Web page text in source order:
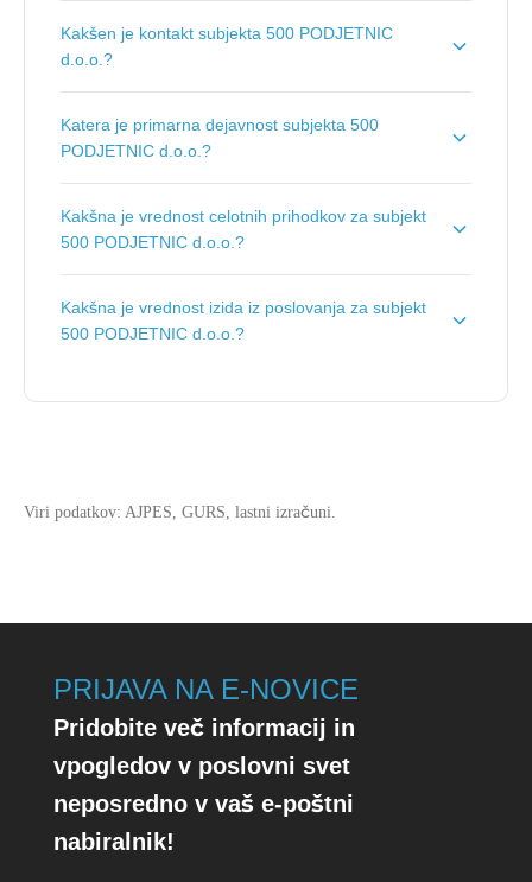
Ljubljana .
Kakšen je kontakt subjekta 500 PODJETNIC
d.o.o.?
Katera je primarna dejavnost subjekta 500
PODJETNIC d.o.o.?
Organiziranje razstav, sejmov, srečanj.
Kakšna je vrednost celotnih prihodkov za subjekt
500 PODJETNIC d.o.o.?
PODJETNIC d.o.o. je71.839 €.
Kakšna je vrednost izida iz poslovanja za subjekt
500 PODJETNIC d.o.o.?
d.o.o. je-287 €.
Viri podatkov: AJPES, GURS, lastni izračuni.
PRIJAVA NA E-NOVICE
Pridobite več informacij in
vpogledov v poslovni svet
neposredno v vaš e-poštni
nabiralnik!